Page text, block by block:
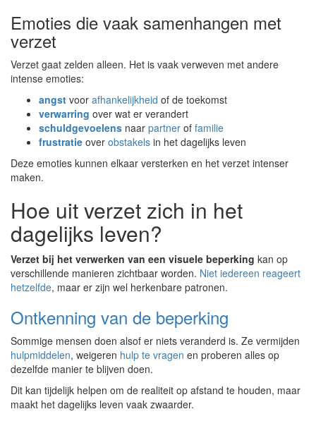
Emoties die vaak samenhangen met
verzet
Verzet gaat zelden alleen. Het is vaak verweven met andere
intense emoties:
angst voor afhankelijkheid of de toekomst
verwarring over wat er verandert
schuldgevoelens naar partner of familie
frustratie over obstakels in het dagelijks leven
Deze emoties kunnen elkaar versterken en het verzet intenser
maken.
Hoe uit verzet zich in het
dagelijks leven?
Verzet bij het verwerken van een visuele beperking kan op
verschillende manieren zichtbaar worden. Niet iedereen reageert
hetzelfde, maar er zijn wel herkenbare patronen.
Ontkenning van de beperking
Sommige mensen doen alsof er niets veranderd is. Ze vermijden
hulpmiddelen, weigeren hulp te vragen en proberen alles op
dezelfde manier te blijven doen.
Dit kan tijdelijk helpen om de realiteit op afstand te houden, maar
maakt het dagelijks leven vaak zwaarder.